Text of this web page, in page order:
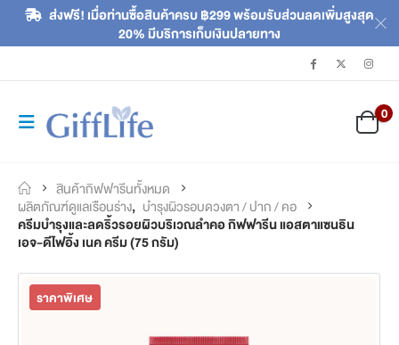
ส่งฟรี! เมื่อท่านซื้อสินค้าครบ ฿299 พร้อมรับส่วนลดเพิ่มสูงสุด
20% มีบริการเก็บเงินปลายทาง
0
สินค้ากิฟฟารีนทั้งหมด
ผลิตภัณฑ์ดูแลเรือนร่าง, บำรุงผิวรอบดวงตา / ปาก / คอ
ครีมบำรุงและลดริ้วรอยผิวบริเวณลำคอ กิฟฟารีน แอสตาแซนธิน
เอจ-ดีไฟอิ้ง เนค ครีม (75 กรัม)
ราคาพิเศษ